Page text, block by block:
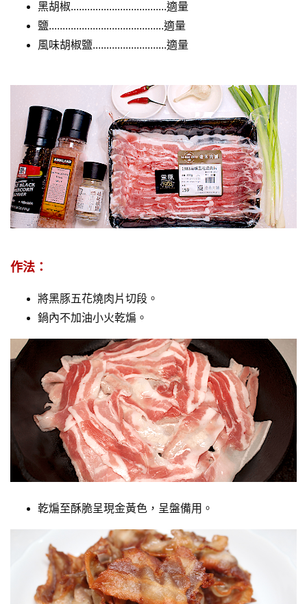
黑胡椒...................................適量
鹽..........................................適量
風味胡椒鹽...........................適量
作法：
將黑豚五花燒肉片切段。
鍋內不加油小火乾煸。
乾煸至酥脆呈現金黃色，呈盤備用。